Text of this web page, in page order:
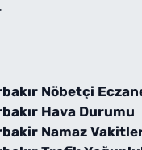
Nöbetçi
Hava Durumu
Namaz